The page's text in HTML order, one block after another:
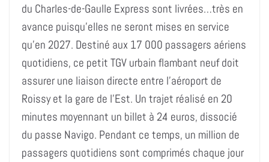
du Charles-de-Gaulle Express sont livrées…très en
avance puisqu’elles ne seront mises en service
qu’en 2027. Destiné aux 17 000 passagers aériens
quotidiens, ce petit TGV urbain flambant neuf doit
assurer une liaison directe entre l’aéroport de
Roissy et la gare de l’Est. Un trajet réalisé en 20
minutes moyennant un billet à 24 euros, dissocié
du passe Navigo. Pendant ce temps, un million de
passagers quotidiens sont comprimés chaque jour